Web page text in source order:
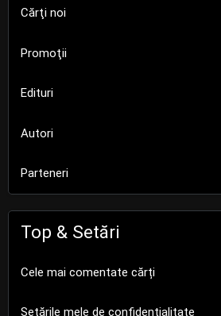
Cărţi noi
Promoţii
Edituri
Autori
Parteneri
Top & Setări
Cele mai comentate cărți
Setările mele de confidențialitate